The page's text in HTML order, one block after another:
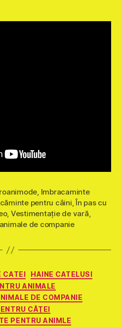
, Imbracaminte
pentru câini,În pas cu
, Vestimentaţie de vară,
de companie
Categorii
CATEI
HAINE CATELUSI
ANIMALE
DE COMPANIE
CĂŢEI
PENTRU ANIMLE